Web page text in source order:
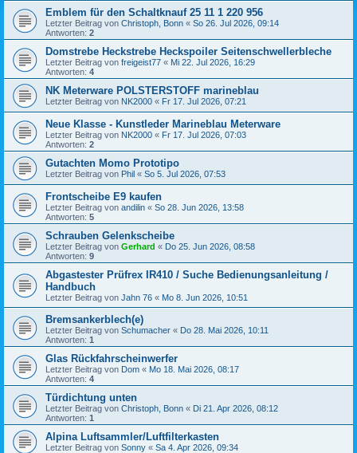
Emblem für den Schaltknauf 25 11 1 220 956
Letzter Beitrag von Christoph, Bonn « So 26. Jul 2026, 09:14
Antworten: 2
Domstrebe Heckstrebe Heckspoiler Seitenschwellerbleche
Letzter Beitrag von freigeist77 « Mi 22. Jul 2026, 16:29
Antworten: 4
NK Meterware POLSTERSTOFF marineblau
Letzter Beitrag von NK2000 « Fr 17. Jul 2026, 07:21
Neue Klasse - Kunstleder Marineblau Meterware
Letzter Beitrag von NK2000 « Fr 17. Jul 2026, 07:03
Antworten: 2
Gutachten Momo Prototipo
Letzter Beitrag von Phil « So 5. Jul 2026, 07:53
Frontscheibe E9 kaufen
Letzter Beitrag von andilin « So 28. Jun 2026, 13:58
Antworten: 5
Schrauben Gelenkscheibe
Letzter Beitrag von Gerhard « Do 25. Jun 2026, 08:58
Antworten: 9
Abgastester Prüfrex IR410 / Suche Bedienungsanleitung /
Handbuch
Letzter Beitrag von Jahn 76 « Mo 8. Jun 2026, 10:51
Bremsankerblech(e)
Letzter Beitrag von Schumacher « Do 28. Mai 2026, 10:11
Antworten: 1
Glas Rückfahrscheinwerfer
Letzter Beitrag von Dom « Mo 18. Mai 2026, 08:17
Antworten: 4
Türdichtung unten
Letzter Beitrag von Christoph, Bonn « Di 21. Apr 2026, 08:12
Antworten: 1
Alpina Luftsammler/Luftfilterkasten
Letzter Beitrag von Sonny « Sa 4. Apr 2026, 09:34